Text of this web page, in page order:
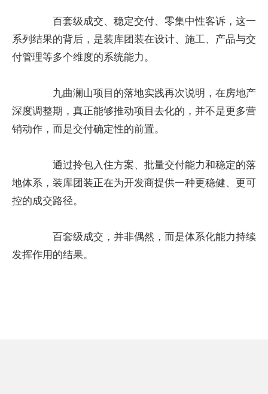
百套级成交、稳定交付、零集中性客诉，这一
系列结果的背后，是装库团装在设计、施工、产品与交
付管理等多个维度的系统能力。
九曲澜山项目的落地实践再次说明，在房地产
深度调整期，真正能够推动项目去化的，并不是更多营
销动作，而是交付确定性的前置。
通过拎包入住方案、批量交付能力和稳定的落
地体系，装库团装正在为开发商提供一种更稳健、更可
控的成交路径。
百套级成交，并非偶然，而是体系化能力持续
发挥作用的结果。